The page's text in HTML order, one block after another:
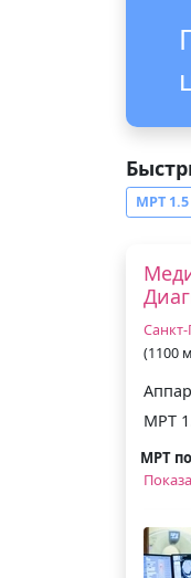
МРТ
Санкт-
(1100
МРТ
МРТ